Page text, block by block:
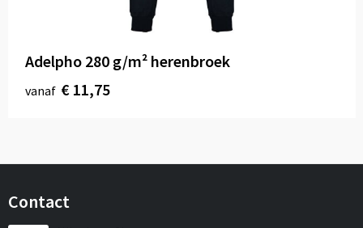
Adelpho 280 g/m² herenbroek
vanaf € 11,75
Contact